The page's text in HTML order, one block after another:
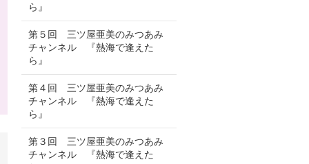
ら』
第５回 三ツ屋亜美のみつあみ
チャンネル 『熱海で逢えた
ら』
第４回 三ツ屋亜美のみつあみ
チャンネル 『熱海で逢えた
ら』
第３回 三ツ屋亜美のみつあみ
チャンネル 『熱海で逢えた